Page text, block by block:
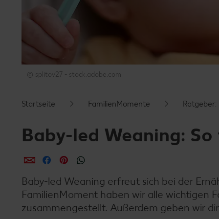
© splitov27 - stock.adobe.com
Startseite FamilienMomente Ratgeber:
Baby-led Weaning:
per E-Mail teilen
per Facebook teilen
per Pinterest teilen
Baby-led Weaning erfreut sich bei der
FamilienMoment haben wir alle wichtigen
zusammengestellt. Außerdem geben wir